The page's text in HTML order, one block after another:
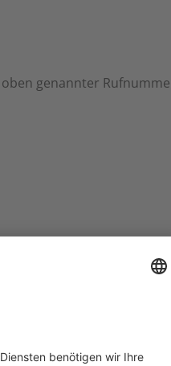
genannter
den